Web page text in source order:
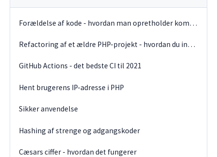
Forældelse af kode - hvordan man opretholder kompatibilitet
Refactoring af et ældre PHP-projekt - hvordan du indhenter teknologiske gæld
GitHub Actions - det bedste CI til 2021
Hent brugerens IP-adresse i PHP
Sikker anvendelse
Hashing af strenge og adgangskoder
Cæsars ciffer - hvordan det fungerer